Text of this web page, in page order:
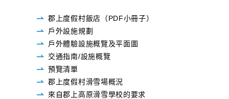
郡上度假村飯店（PDF小冊子）
戶外設施規劃
戶外體驗設施概覽及平面圖
交通指南/設施概覽
預覽清單
郡上度假村滑雪場概況
來自郡上高原滑雪學校的要求